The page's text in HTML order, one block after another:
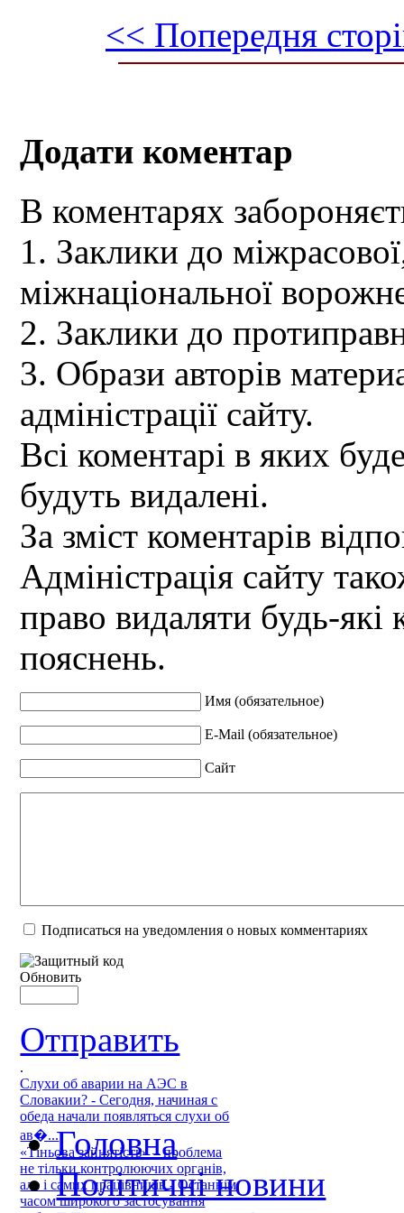
<< Попередня
Додати коментар
В коментарях
1. Заклики до
міжнаціональної
2. Заклики до
3. Образи авторів
адміністрації сайту.
Всі коментарі в яких
будуть видалені.
За зміст коментарів
Адміністрація сайту
право видаляти будь-які
пояснень.
Имя (обязательное)
E-Mail (обязательное)
Сайт
Подписаться на уведомления о новых комментариях
Обновить
Отправить
.
Слухи об аварии на АЭС в
Словакии? - Сегодня, начиная с
обеда начали появляться слухи об
ав�...
«Тіньова зайнятість» – проблема
не тільки контролюючих органів,
але і самих працівників - Останнім
часом широкого застосування
Головна
Політичні новини